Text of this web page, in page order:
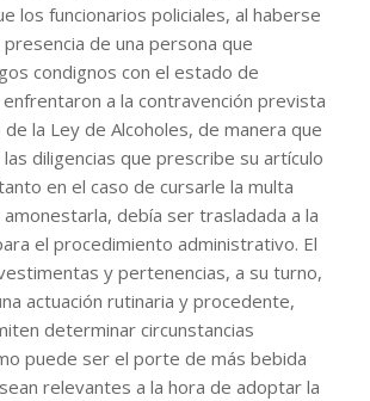
los funcionarios policiales, al haberse
de una persona que
condignos con el estado de
a la contravención prevista
la Ley de Alcoholes, de manera que
diligencias que prescribe su artículo
en el caso de cursarle la multa
debía ser trasladada a la
el procedimiento administrativo. El
y pertenencias, a su turno,
actuación rutinaria y procedente,
determinar circunstancias
puede ser el porte de más bebida
relevantes a la hora de adoptar la